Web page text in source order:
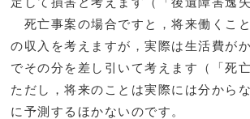
死亡事案の場合ですと，将来働くこ
の収入を考えますが，実際は生活費が
でその分を差し引いて考えます（「死
ただし，将来のことは実際には分から
に予測するほかないのです。